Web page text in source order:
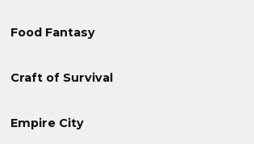
Food Fantasy
Craft of Survival
Empire City